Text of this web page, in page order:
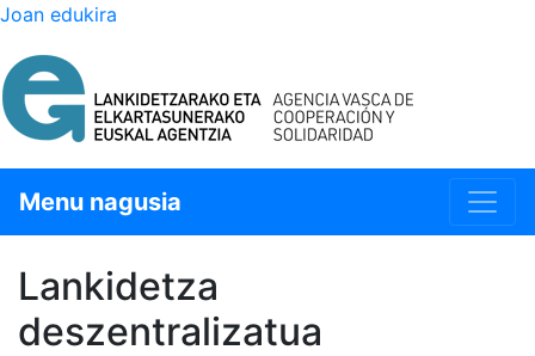
Joan edukira
Menu nagusia
Lankidetza
deszentralizatua